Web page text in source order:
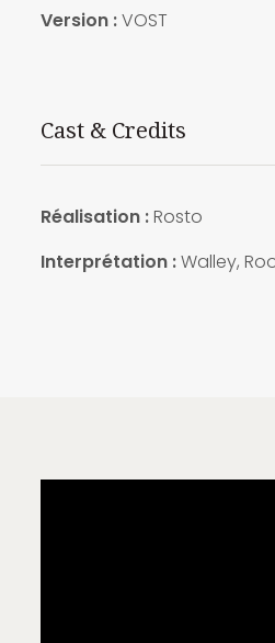
Version :VOST
Cast & Credits
Réalisation :Rosto
Interprétation :Walley,